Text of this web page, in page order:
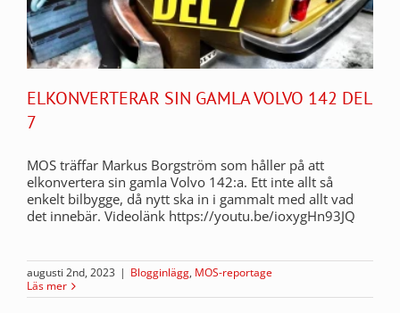
ELKONVERTERAR SIN GAMLA VOLVO 142 DEL
7
MOS träffar Markus Borgström som håller på att
elkonvertera sin gamla Volvo 142:a. Ett inte allt så
enkelt bilbygge, då nytt ska in i gammalt med allt vad
det innebär. Videolänk https://youtu.be/ioxygHn93JQ
augusti 2nd, 2023 | Blogginlägg, MOS-reportage
Läs mer